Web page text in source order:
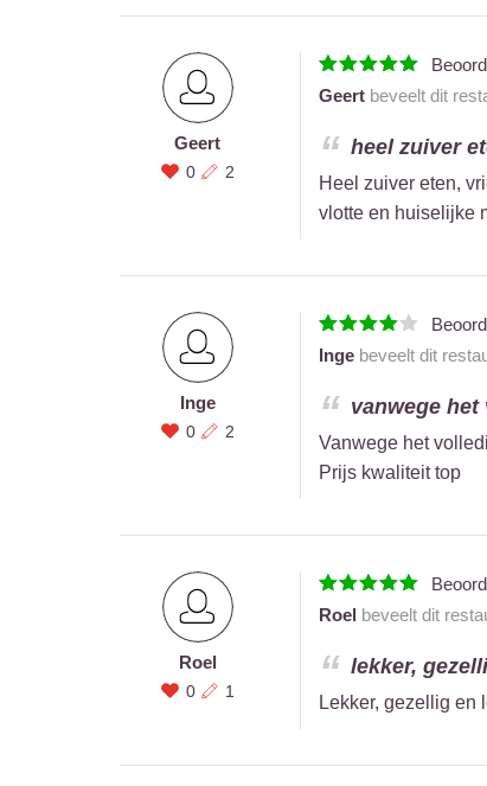
Geert
0 2
Geertbeveelt dit
heel zuiver
Heel zuiver eten,
vlotte en huiselijke
Inge
0 2
Ingebeveelt dit
vanwege het
Vanwege het
Prijs kwaliteit top
Roel
0 1
Roel beveelt dit
lekker,
Lekker, gezellig en